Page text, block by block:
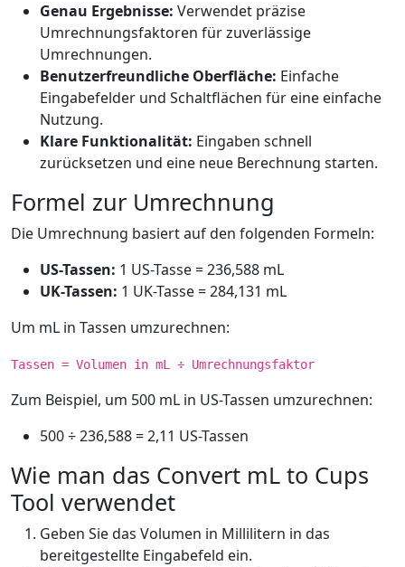
Genau Ergebnisse: Verwendet präzise
Umrechnungsfaktoren für zuverlässige
Umrechnungen.
Benutzerfreundliche Oberfläche: Einfache
Eingabefelder und Schaltflächen für eine einfache
Nutzung.
Klare Funktionalität: Eingaben schnell
zurücksetzen und eine neue Berechnung starten.
Formel zur Umrechnung
Die Umrechnung basiert auf den folgenden Formeln:
US-Tassen: 1 US-Tasse = 236,588 mL
UK-Tassen: 1 UK-Tasse = 284,131 mL
Um mL in Tassen umzurechnen:
Tassen = Volumen in mL ÷ Umrechnungsfaktor
Zum Beispiel, um 500 mL in US-Tassen umzurechnen:
500 ÷ 236,588 = 2,11 US-Tassen
Wie man das Convert mL to Cups
Tool verwendet
Geben Sie das Volumen in Millilitern in das
bereitgestellte Eingabefeld ein.